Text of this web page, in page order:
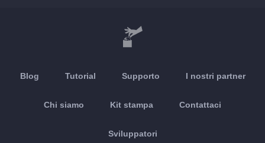
Blog Tutorial Supporto I nostri partner
Chi siamo Kit stampa Contattaci
Sviluppatori